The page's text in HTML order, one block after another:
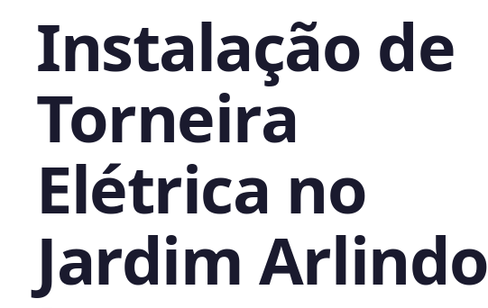
Instalação de
Torneira
Elétrica no
Jardim Arlindo